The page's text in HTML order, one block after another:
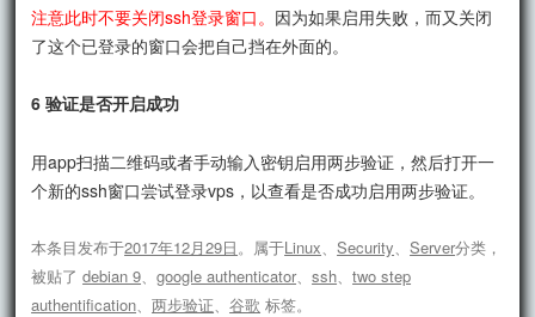
注意此时不要关闭ssh登录窗口。 因为如果启用失败，而又关闭
了这个已登录的窗口会把自己挡在外面的。
6 验证是否开启成功
用app扫描二维码或者手动输入密钥启用两步验证，然后打开一
个新的ssh窗口尝试登录vps，以查看是否成功启用两步验证。
本条目发布于2017年12月29日 。属于Linux 、Security 、Server分类，
被贴了debian 9 、google authenticator 、ssh 、two step
authentification 、两步验证 、谷歌 标签。